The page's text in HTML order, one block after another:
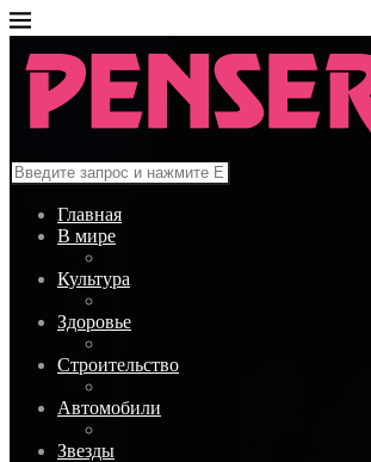
Главная
В мире
Культура
Здоровье
Строительство
Автомобили
Звезды